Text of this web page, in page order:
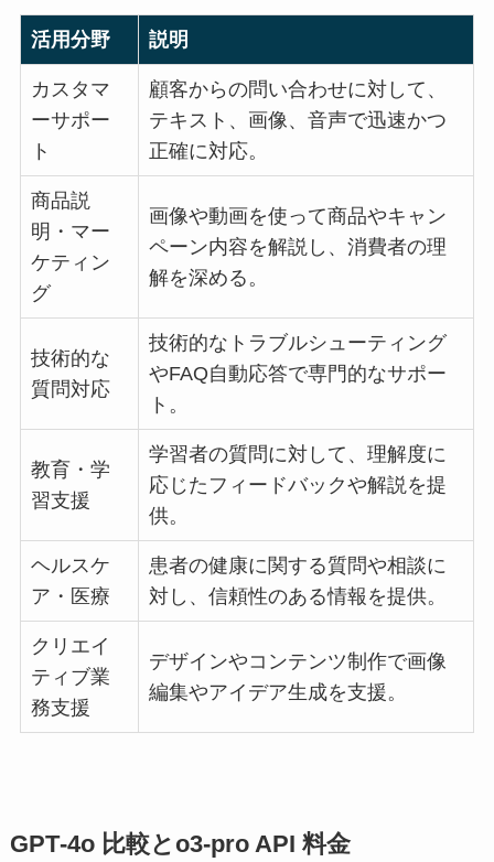
活用分野 説明
カスタマ
ーサポー
ト
顧客からの問い合わせに対して、
テキスト、画像、音声で迅速かつ
正確に対応。
商品説
明・マー
ケティン
グ
画像や動画を使って商品やキャン
ペーン内容を解説し、消費者の理
解を深める。
技術的な
質問対応
技術的なトラブルシューティング
やFAQ自動応答で専門的なサポー
ト。
教育・学
習支援
学習者の質問に対して、理解度に
応じたフィードバックや解説を提
供。
ヘルスケ
ア・医療
患者の健康に関する質問や相談に
対し、信頼性のある情報を提供。
クリエイ
ティブ業
務支援
デザインやコンテンツ制作で画像
編集やアイデア生成を支援。
GPT‑4o 比較とo3‑pro API 料金